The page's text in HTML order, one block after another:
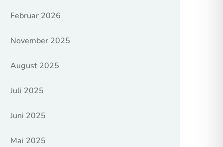
Februar 2026
November 2025
August 2025
Juli 2025
Juni 2025
Mai 2025